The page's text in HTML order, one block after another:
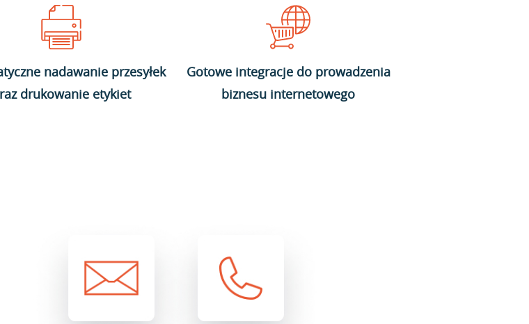
nadawanie przesyłek
drukowanie etykiet
Gotowe integracje do prowadzenia
biznesu internetowego